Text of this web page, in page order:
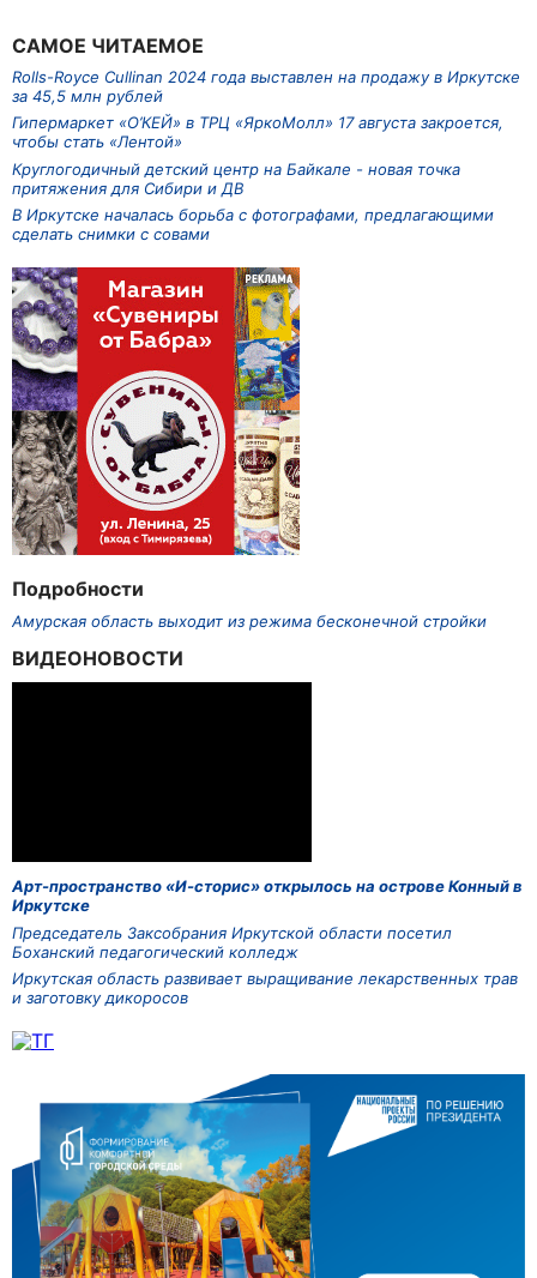
САМОЕ ЧИТАЕМОЕ
Rolls-Royce Cullinan 2024 года выставлен на продажу в Иркутске
за 45,5 млн рублей
Гипермаркет «О’КЕЙ» в ТРЦ «ЯркоМолл» 17 августа закроется,
чтобы стать «Лентой»
Круглогодичный детский центр на Байкале - новая точка
притяжения для Сибири и ДВ
В Иркутске началась борьба с фотографами, предлагающими
сделать снимки с совами
Подробности
Амурская область выходит из режима бесконечной стройки
ВИДЕОНОВОСТИ
Арт-пространство «И-сторис» открылось на острове Конный в
Иркутске
Председатель Заксобрания Иркутской области посетил
Боханский педагогический колледж
Иркутская область развивает выращивание лекарственных трав
и заготовку дикоросов